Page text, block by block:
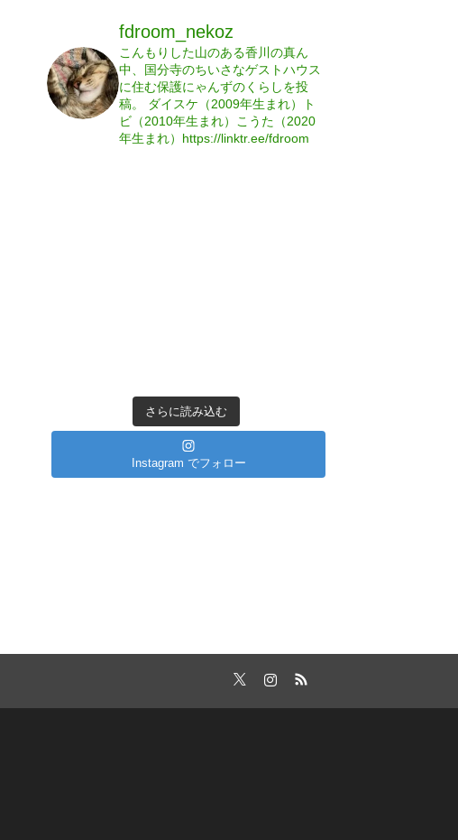
fdroom_nekoz
こんもりした山のある香川の真ん
中、国分寺のちいさなゲストハウス
に住む保護にゃんずのくらしを投
稿。
ダイスケ（2009年生まれ）ト
ビ（2010年生まれ）こうた（2020
年生まれ）https://linktr.ee/fdroom
さらに読み込む
Instagram でフォロー